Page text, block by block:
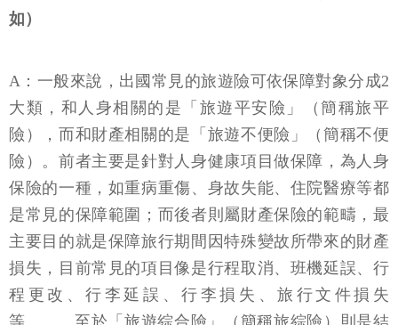
如）
A：一般來說，出國常見的旅遊險可依保障對象分成2
大類，和人身相關的是「旅遊平安險」（簡稱旅平
險），而和財產相關的是「旅遊不便險」（簡稱不便
險）。前者主要是針對人身健康項目做保障，為人身
保險的一種，如重病重傷、身故失能、住院醫療等都
是常見的保障範圍；而後者則屬財產保險的範疇，最
主要目的就是保障旅行期間因特殊變故所帶來的財產
損失，目前常見的項目像是行程取消、班機延誤、行
程更改、行李延誤、行李損失、旅行文件損失
等……。至於「旅遊綜合險」（簡稱旅綜險）則是結